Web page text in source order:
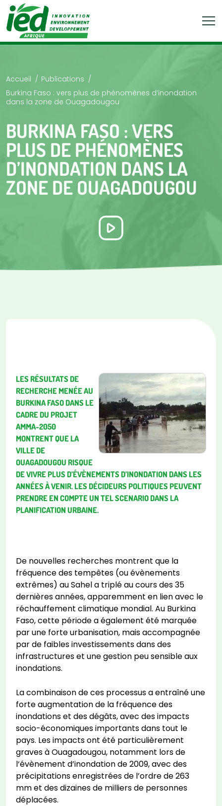
Accueil
Publications
Burkina Faso : vers plus de phénomènes d’inondation
dans la zone de Ouagadougou
BURKINA FASO : VERS
PLUS DE PHÉNOMÈNES
D’INONDATION DANS LA
ZONE DE OUAGADOUGOU
LES RÉSULTATS DE
RECHERCHE MENÉE AU
BURKINA FASO DANS LE
CADRE DU PROJET
AMMA-2050
MONTRENT QUE LA
VILLE DE
OUAGADOUGOU RISQUE
DE VIVRE PLUS D’ÉVÈNEMENTS D’INONDATION DANS LES
ANNÉES À VENIR. LES DÉCIDEURS POLITIQUES PEUVENT
PRENDRE EN COMPTE UN TEL SCENARIO DANS LA
PLANIFICATION URBAINE.
De nouvelles recherches montrent que la
fréquence des tempêtes (ou évènements
extrêmes) au Sahel a triplé au cours des 35
dernières années, apparemment en lien avec le
réchauffement climatique mondial. Au Burkina
Faso, cette période a également été marquée
par une forte urbanisation, mais accompagnée
par de faibles investissements dans des
infrastructures et une gestion peu sensible aux
inondations.
La combinaison de ces processus a entraîné une
forte augmentation de la fréquence des
inondations et des dégâts, avec des impacts
socio-économiques importants dans tout le
pays. Les impacts ont été particulièrement
graves à Ouagadougou, notamment lors de
l‘évènement d’inondation de 2009, avec des
précipitations enregistrées de l’ordre de 263
mm et des dizaines de milliers de personnes
déplacées.